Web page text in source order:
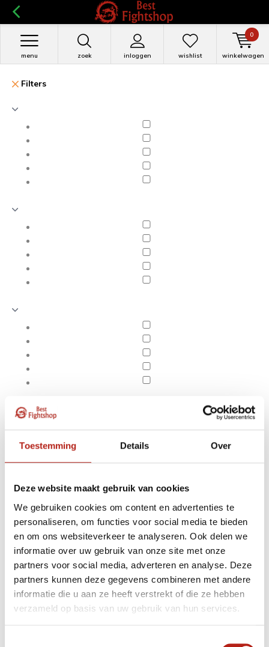
Toestemming Details Over
Deze website maakt gebruik van cookies
We gebruiken cookies om content en advertenties te
personaliseren, om functies voor social media te bieden
en om ons websiteverkeer te analyseren. Ook delen we
informatie over uw gebruik van onze site met onze
partners voor social media, adverteren en analyse. Deze
partners kunnen deze gegevens combineren met andere
informatie die u aan ze heeft verstrekt of die ze hebben
verzameld op basis van uw gebruik van hun services.
zoek inloggen
menu wishlist winkelwagen
0
Filters
Apply filters
Producten getagd met
Amateur
(Kick)Bokshandschoenen - Zwart/Neon
Roze
Producten
Filter